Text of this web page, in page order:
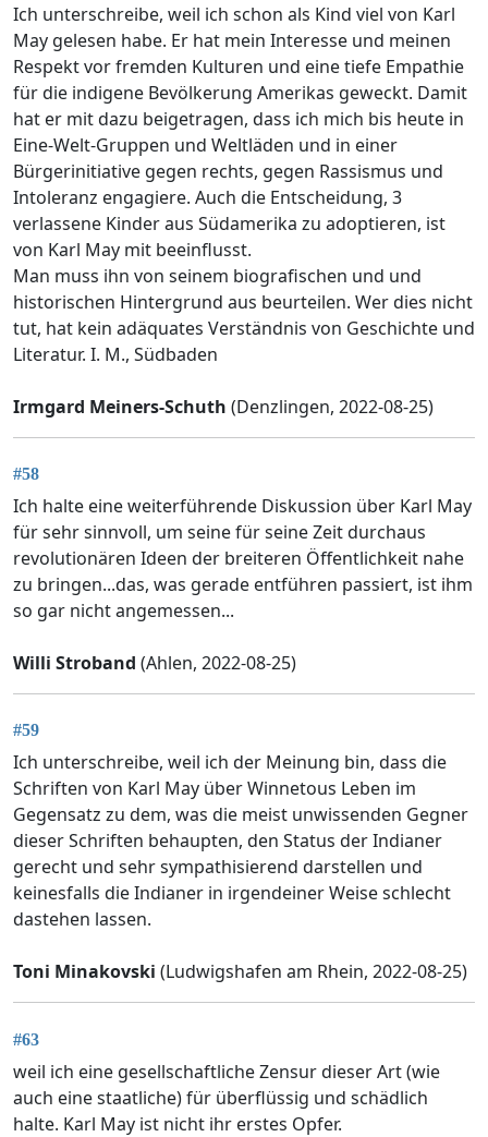
Ich unterschreibe, weil ich schon als Kind viel von Karl
May gelesen habe. Er hat mein Interesse und meinen
Respekt vor fremden Kulturen und eine tiefe Empathie
für die indigene Bevölkerung Amerikas geweckt. Damit
hat er mit dazu beigetragen, dass ich mich bis heute in
Eine-Welt-Gruppen und Weltläden und in einer
Bürgerinitiative gegen rechts, gegen Rassismus und
Intoleranz engagiere. Auch die Entscheidung, 3
verlassene Kinder aus Südamerika zu adoptieren, ist
von Karl May mit beeinflusst.
Man muss ihn von seinem biografischen und und
historischen Hintergrund aus beurteilen. Wer dies nicht
tut, hat kein adäquates Verständnis von Geschichte und
Literatur. I. M., Südbaden
Irmgard Meiners-Schuth (Denzlingen, 2022-08-25)
#58
Ich halte eine weiterführende Diskussion über Karl May
für sehr sinnvoll, um seine für seine Zeit durchaus
revolutionären Ideen der breiteren Öffentlichkeit nahe
zu bringen...das, was gerade entführen passiert, ist ihm
so gar nicht angemessen...
Willi Stroband (Ahlen, 2022-08-25)
#59
Ich unterschreibe, weil ich der Meinung bin, dass die
Schriften von Karl May über Winnetous Leben im
Gegensatz zu dem, was die meist unwissenden Gegner
dieser Schriften behaupten, den Status der Indianer
gerecht und sehr sympathisierend darstellen und
keinesfalls die Indianer in irgendeiner Weise schlecht
dastehen lassen.
Toni Minakovski (Ludwigshafen am Rhein, 2022-08-25)
#63
weil ich eine gesellschaftliche Zensur dieser Art (wie
auch eine staatliche) für überflüssig und schädlich
halte. Karl May ist nicht ihr erstes Opfer.